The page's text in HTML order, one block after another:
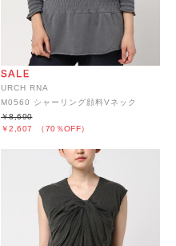
URCH RNA
M0560 シャーリング顔料Vネック
￥2,607 （70％OFF）
￥8,690